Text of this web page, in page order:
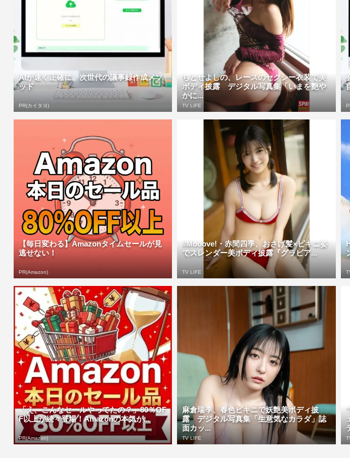
AIが速く正確に。次世代の議事録作成メソ
ッド
PR(カイタヨ)
ちとせよしの、レースのセクシー衣装で美
ボディ披露 デジタル写真集「いまを艶や
かに...
TV LIFE
【毎日変わる】Amazonタイムセールが見
逃せない！
PR(Amazon)
#Mooove!・赤間四季、おさげ髪×ビキニ姿
でスレンダー美ボディ披露『グラビア...
TV LIFE
「え、こんなセールやってたの？」80％OF
F以上が続々登場！Amazonの本気が...
PR(Amazon)
麻倉瑞季、春色ビキニで妖艶美ボディ披
露 デジタル写真集「生意気なカラダ」誌
面カッ...
TV LIFE